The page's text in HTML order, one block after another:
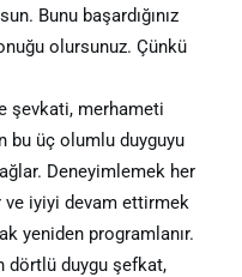
Bunu başardığınız
olursunuz. Çünkü
şevkati, merhameti
bu üç olumlu duyguyu
Deneyimlemek her
iyiyi devam ettirmek
yeniden programlanır.
dörtlü duygu şefkat,